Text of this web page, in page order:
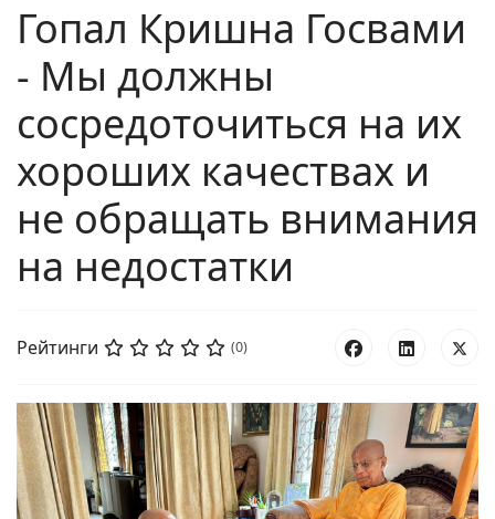
Гопал Кришна Госвами
- Мы должны
сосредоточиться на их
хороших качествах и
не обращать внимания
на недостатки
Рейтинги (0)